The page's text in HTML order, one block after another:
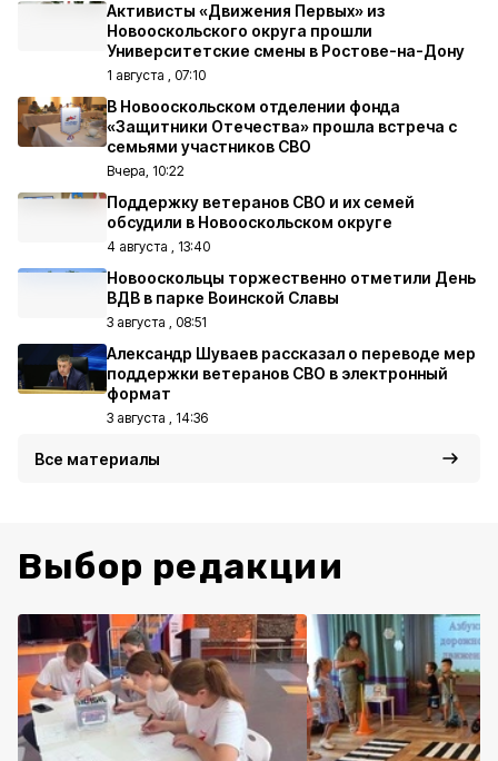
Активисты «Движения Первых» из
Новооскольского округа прошли
Университетские смены в Ростове-на-Дону
1 августа , 07:10
В Новооскольском отделении фонда
«Защитники Отечества» прошла встреча с
семьями участников СВО
Вчера, 10:22
Поддержку ветеранов СВО и их семей
обсудили в Новооскольском округе
4 августа , 13:40
Новооскольцы торжественно отметили День
ВДВ в парке Воинской Славы
3 августа , 08:51
Александр Шуваев рассказал о переводе мер
поддержки ветеранов СВО в электронный
формат
3 августа , 14:36
Все материалы
Выбор редакции